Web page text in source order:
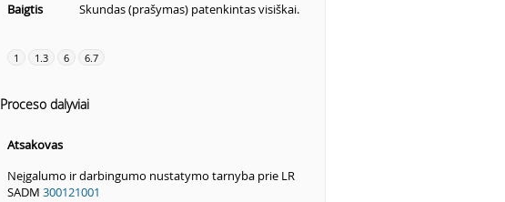
Baigtis
Skundas (prašymas) patenkintas visiškai.
1 1.3 6 6.7
Proceso dalyviai
Atsakovas
Neįgalumo ir darbingumo nustatymo tarnyba prie LR
SADM 300121001